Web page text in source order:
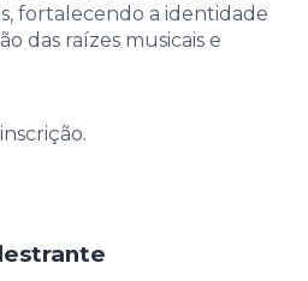
fortalecendo a identidade
das raízes musicais e